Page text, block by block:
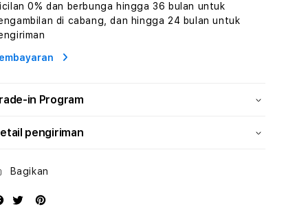
Wisata
Tunisia
Profesional
Wisata
Tunisia
0% dan berbunga hingga 36 bulan untuk
di cabang, dan hingga 24 bulan untuk
in Program
pengiriman
Bagikan